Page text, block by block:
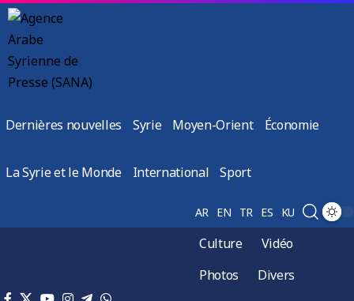
Dernières nouvelles Syrie Moyen-Orient Économie
La Syrie et le Monde International Sport
AR EN TR ES KU
Culture
Vidéo
Photos
Divers